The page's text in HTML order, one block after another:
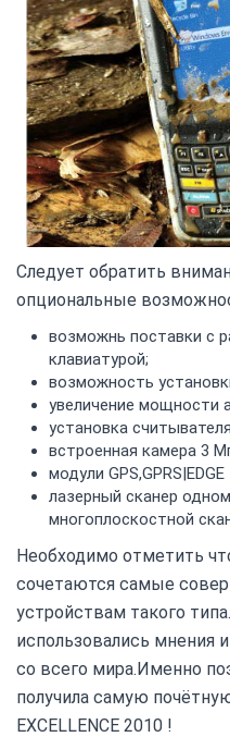
Следует обратить
опциональные
возможнь поставки с
клавиатурой;
возможность
увеличение мощности
установка
встроенная камера 3
модули GPS,GPRS|EDGE
лазерный сканер
многоплоскостной
Необходимо отметить
сочетаются самые
устройствам такого
использовались мнения
со всего мира.Именно
получила самую
EXCELLENCE 2010 !